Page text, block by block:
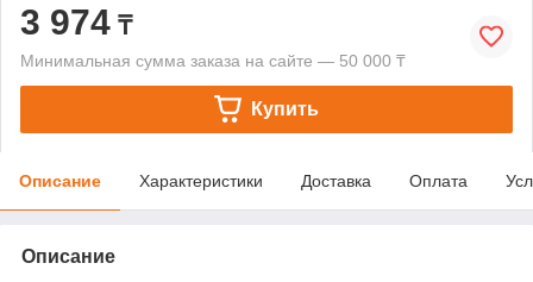
3 974 ₸
Минимальная сумма заказа на сайте — 50 000 ₸
Купить
Описание Характеристики Доставка Оплата
Описание